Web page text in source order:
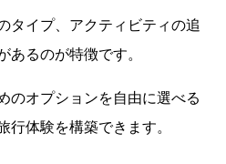
タイプ、アクティビティの追
あるのが特徴です。
のオプションを自由に選べる
行体験を構築できます。